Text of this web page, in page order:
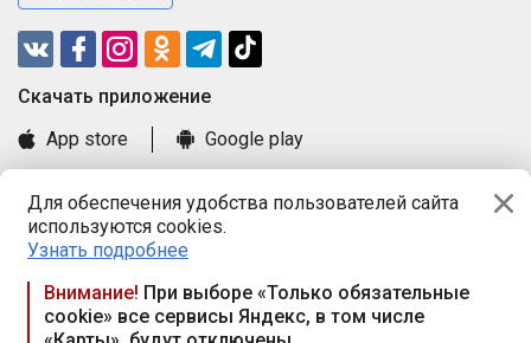
Для обеспечения удобства пользователей сайта
используются cookies.
Узнать подробнее
Внимание! При выборе «Только обязательные
cookie» все сервисы Яндекс, в том числе
Cкачать приложение
App store
Google play
Книга замечаний и предложений
Правила и документы
Praca.by © 2000—2026, ООО «ПРАЦА БАЙ»
Республика Беларусь, 220114, г. Минск, пр-т Независимости
117а, пом. № 9.